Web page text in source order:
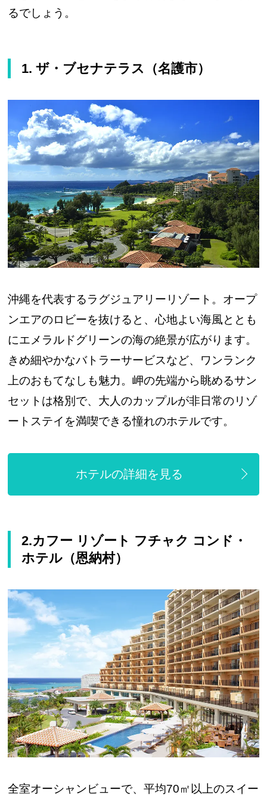
るでしょう。
1. ザ・ブセナテラス（名護市）
沖縄を代表するラグジュアリーリゾート。オープ
ンエアのロビーを抜けると、心地よい海風ととも
にエメラルドグリーンの海の絶景が広がります。
きめ細やかなバトラーサービスなど、ワンランク
上のおもてなしも魅力。岬の先端から眺めるサン
セットは格別で、大人のカップルが非日常のリゾ
ートステイを満喫できる憧れのホテルです。
ホテルの詳細を見る
2.カフー リゾート フチャク コンド・
ホテル（恩納村）
全室オーシャンビューで、平均70㎡以上のスイー